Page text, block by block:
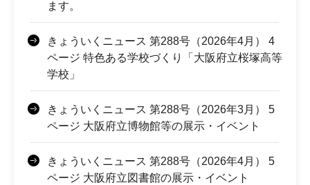
ます。
きょういくニュース 第288号（2026年4月） 4
ページ 特色ある学校づくり「大阪府立桜塚高等
学校」
きょういくニュース 第288号（2026年3月） 5
ページ 大阪府立博物館等の展示・イベント
きょういくニュース 第288号（2026年4月） 5
ページ 大阪府立図書館の展示・イベント